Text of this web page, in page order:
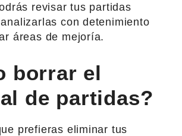
revisar tus partidas
con detenimiento
áreas de mejoría.
borrar el
de partidas?
prefieras eliminar tus